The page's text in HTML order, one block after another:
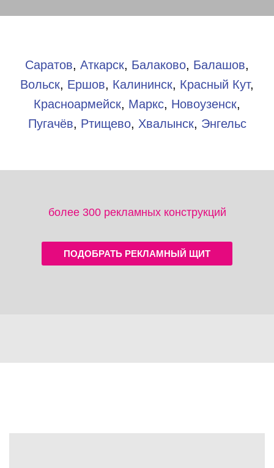
Саратов, Аткарск, Балаково, Балашов,
Вольск, Ершов, Калининск, Красный Кут,
Красноармейск, Маркс, Новоузенск,
Пугачёв, Ртищево, Хвалынск, Энгельс
более 300 рекламных конструкций
ПОДОБРАТЬ РЕКЛАМНЫЙ ЩИТ